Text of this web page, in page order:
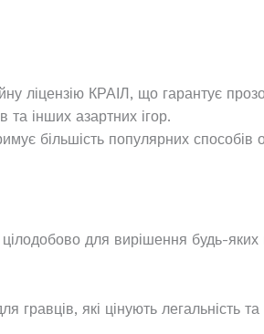
ліцензію КРАІЛ, що гарантує
та інших азартних ігор.
більшість популярних
для вирішення будь-
які цінують легальність та